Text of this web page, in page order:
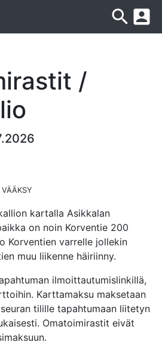
search account_box
/
kartalla Asikkalan
on noin Korventie 200
Korventien varrelle jollekin
muu liikenne häiriinny.
ilmoittautumislinkillä,
Karttamaksu maksetaan
tilille tapahtumaan liitetyn
Omatoimirastit eivät